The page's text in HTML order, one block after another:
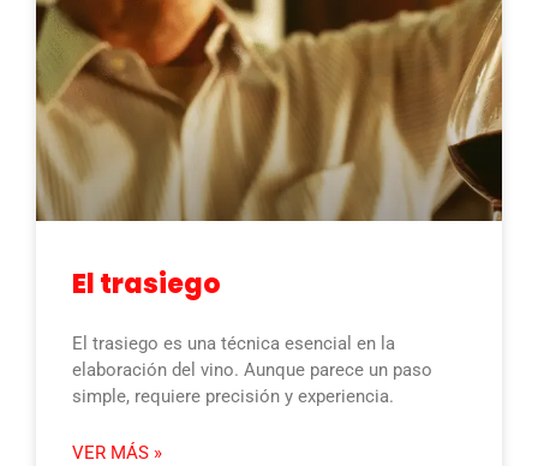
El trasiego
El trasiego es una técnica esencial en la
elaboración del vino. Aunque parece un paso
simple, requiere precisión y experiencia.
VER MÁS »